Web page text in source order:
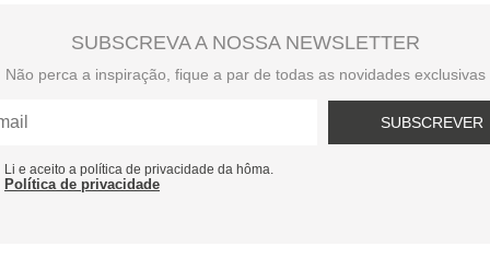
SUBSCREVA A NOSSA NEWSLETTER
Não perca a inspiração, fique a par de todas as novidades exclusivas
SUBSCREVER
Li e aceito a política de privacidade da hôma.
Política de privacidade